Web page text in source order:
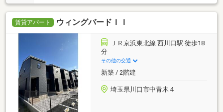
賃貸アパート ウィングバードＩＩ
ＪＲ京浜東北線 西川口駅 徒歩18
分
その他の交通
新築 / 2階建
埼玉県川口市中青木４